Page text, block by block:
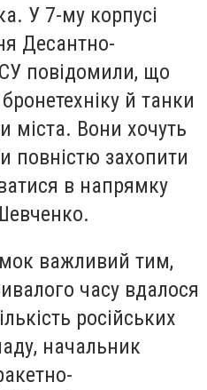
У 7-му корпусі
Десантно-
повідомили, що
й танки
міста. Вони хочуть
повністю захопити
в напрямку
важливий тим,
часу вдалося
російських
начальник